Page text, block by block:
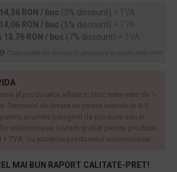
14,36 RON / buc (3% discount)
14,06 RON / buc (5% discount)
13,76 RON / buc (7% discount)
MAI BUN RAPORT CALITATE-PRET!
al produselor aflate in stoc este este de 1-
Termenul de livrare se poate extinde la 4-5
anumite categorii de produse sau in
voluminoase. Livram gratuit pentru produse
+ TVA, cu exceptia produselor voluminoase.